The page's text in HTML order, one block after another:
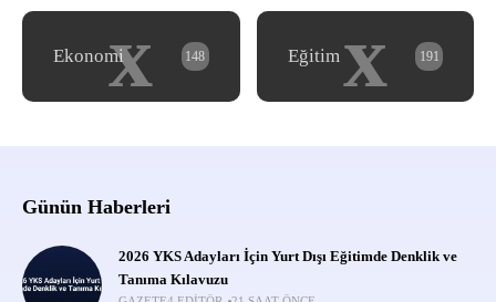
x
Ekonomi 148 x
Eğitim 191
Günün Haberleri
2026 YKS Adayları İçin Yurt Dışı Eğitimde Denklik ve
Tanıma Kılavuzu